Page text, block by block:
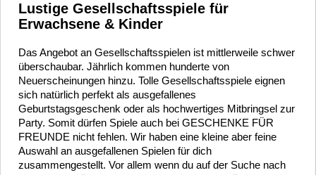
Lustige Gesellschaftsspiele für
Erwachsene & Kinder
Das Angebot an Gesellschaftsspielen ist mittlerweile schwer
überschaubar. Jährlich kommen hunderte von
Neuerscheinungen hinzu. Tolle Gesellschaftsspiele eignen
sich natürlich perfekt als ausgefallenes
Geburtstagsgeschenk oder als hochwertiges Mitbringsel zur
Party. Somit dürfen Spiele auch bei GESCHENKE FÜR
FREUNDE nicht fehlen. Wir haben eine kleine aber feine
Auswahl an ausgefallenen Spielen für dich
zusammengestellt. Vor allem wenn du auf der Suche nach